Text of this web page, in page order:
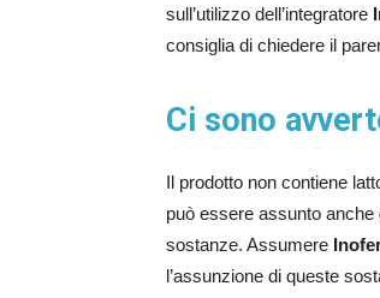
sull’utilizzo dell’integratore
consiglia di chiedere il
Ci sono
Il prodotto non contiene
può essere assunto
sostanze. Assumere
l’assunzione di queste